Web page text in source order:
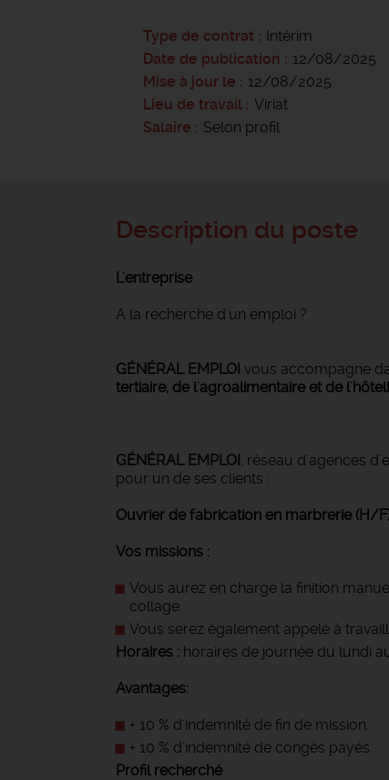
Type de contrat
Intérim
Date de publication
12/08/2025
Mise à jour le
12/08/2025
Lieu de travail
Viriat
Salaire
Selon profil
Description du poste
L'entreprise
A la recherche d'un emploi ?
GÉNÉRAL EMPLOI vous accompagne
tertiaire, de l'agroalimentaire et de
GÉNÉRAL EMPLOI , réseau d'agences
pour un de ses clients :
Ouvrier de fabrication en marbrerie (H/
Vos missions :
Vous aurez en charge la finition
collage.
Vous serez également appelé à
Horaires : horaires de journée du lundi
Avantages:
+ 10 % d'indemnité de fin de mission.
+ 10 % d'indemnité de congès payés.
Profil recherché